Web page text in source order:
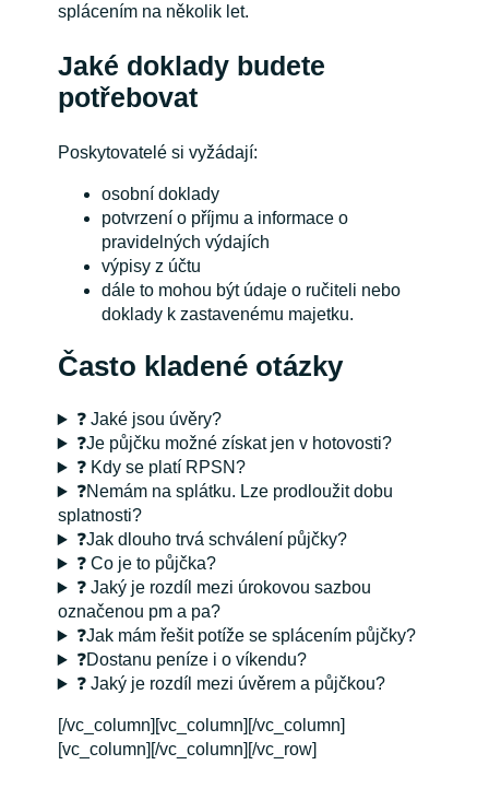
splácením na několik let.
Jaké doklady budete
potřebovat
Poskytovatelé si vyžádají:
osobní doklady
potvrzení o příjmu a informace o
pravidelných výdajích
výpisy z účtu
dále to mohou být údaje o ručiteli nebo
doklady k zastavenému majetku.
Často kladené otázky
❓ Jaké jsou úvěry?
❓Je půjčku možné získat jen v hotovosti?
❓ Kdy se platí RPSN?
❓Nemám na splátku. Lze prodloužit dobu
splatnosti?
❓Jak dlouho trvá schválení půjčky?
❓ Co je to půjčka?
❓ Jaký je rozdíl mezi úrokovou sazbou
označenou pm a pa?
❓Jak mám řešit potíže se splácením půjčky?
❓Dostanu peníze i o víkendu?
❓ Jaký je rozdíl mezi úvěrem a půjčkou?
[/vc_column][vc_column][/vc_column]
[vc_column][/vc_column][/vc_row]